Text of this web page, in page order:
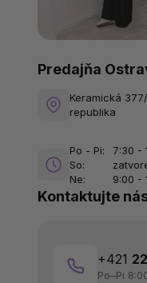
Kontaktujte
+421
Po–Pi
Predajňa
Keramická
republika
Po - Pi:
7:30 -
So:
Ne:
9:00 -